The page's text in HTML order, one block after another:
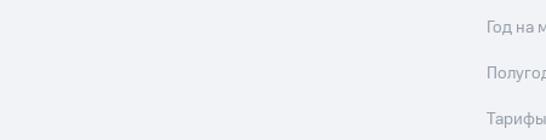
Год на